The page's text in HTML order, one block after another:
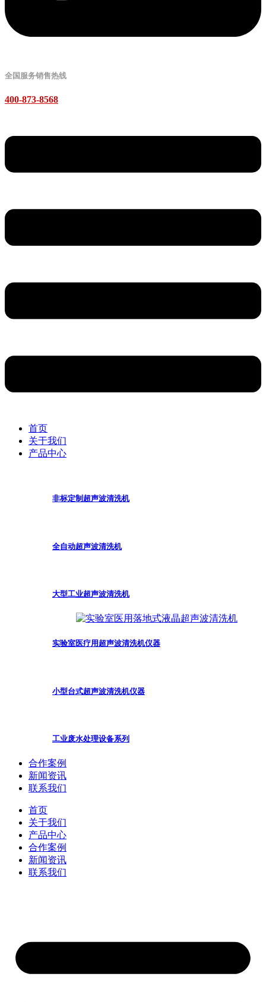
全国服务销售热线
400-873-8568
首页
关于我们
产品中心
非标定制超声波清洗机
全自动超声波清洗机
大型工业超声波清洗机
实验室医疗用超声波清洗机仪器
小型台式超声波清洗机仪器
工业废水处理设备系列
合作案例
新闻资讯
联系我们
首页
关于我们
产品中心
合作案例
新闻资讯
联系我们